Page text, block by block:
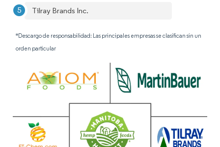
Tilray Brands Inc.
*Descargo de responsabilidad: Las principales empresas se clasifican sin un
orden particular